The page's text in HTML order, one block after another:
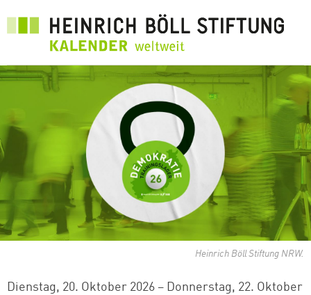
Heinrich Böll Stiftung NRW.
Dienstag, 20. Oktober 2026 – Donnerstag, 22. Oktober